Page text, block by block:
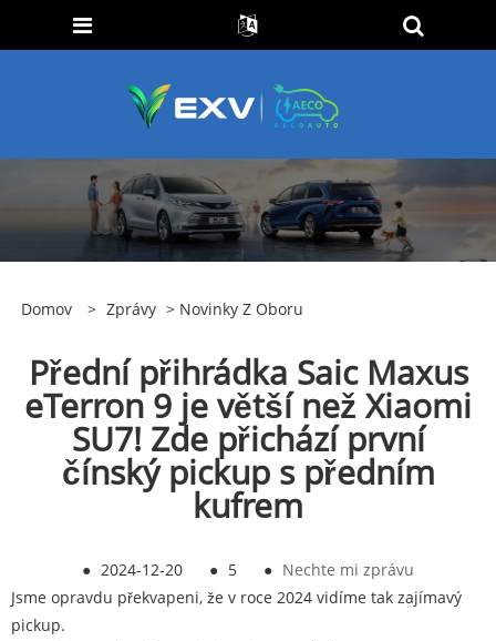
Domov > Zprávy > Novinky Z Oboru
Přední přihrádka Saic Maxus
eTerron 9 je větší než Xiaomi
SU7! Zde přichází první
čínský pickup s předním
kufrem
● 2024-12-20 ● 5 ● Nechte mi zprávu
Jsme opravdu překvapeni, že v roce 2024 vidíme tak zajímavý
pickup.